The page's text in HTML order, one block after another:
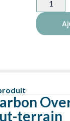
terrain